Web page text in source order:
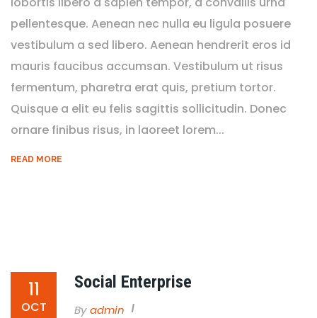
pellentesque. Aenean nec nulla eu ligula posuere
vestibulum a sed libero. Aenean hendrerit eros id
mauris faucibus accumsan. Vestibulum ut risus
fermentum, pharetra erat quis, pretium tortor.
Quisque a elit eu felis sagittis sollicitudin. Donec
ornare finibus risus, in laoreet lorem...
READ MORE
11
OCT
Social Enterprise
By Admin